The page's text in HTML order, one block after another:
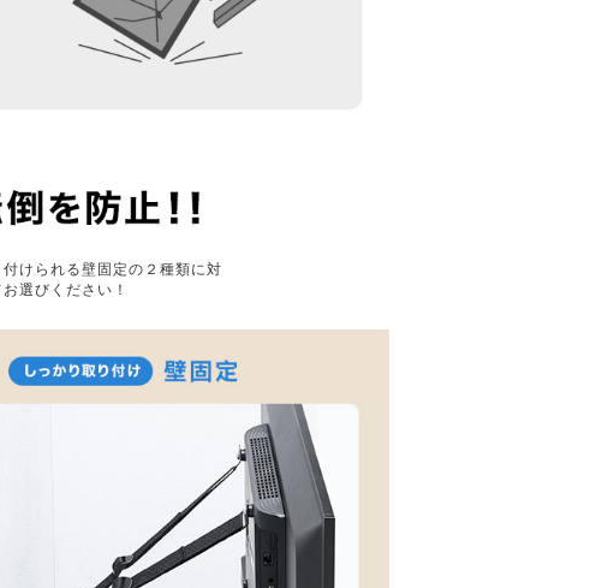
けられる壁固定の２種類に対
選びください！